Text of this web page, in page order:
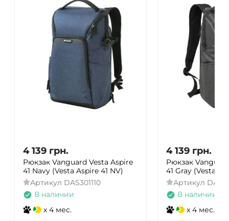
4 139 грн.
Рюкзак Vanguard Vesta Aspire
41 Navy (Vesta Aspire 41 NV)
Артикул DAS301110
В наличии
x 4 мес.
4 139 грн.
Рюкзак
41 Gray (Vesta
Артикул
В наличии
x 4 мес.